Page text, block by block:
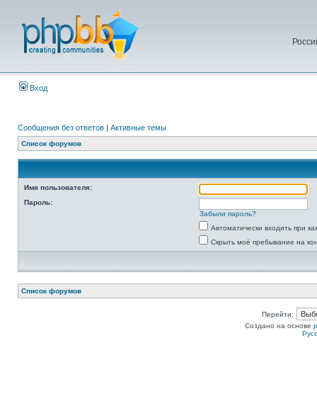
Вход
Сообщения без ответов | Активные темы
Список форумов
Имя пользователя:
Пароль:
Забыли пароль?
Автоматически входить при
Скрыть моё пребывание на
Список форумов
Перейти:
Создано на основе